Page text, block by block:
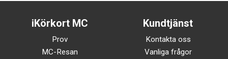
iKörkort MC
Prov
MC-Resan
Kundtjänst
Kontakta oss
Vanliga frågor